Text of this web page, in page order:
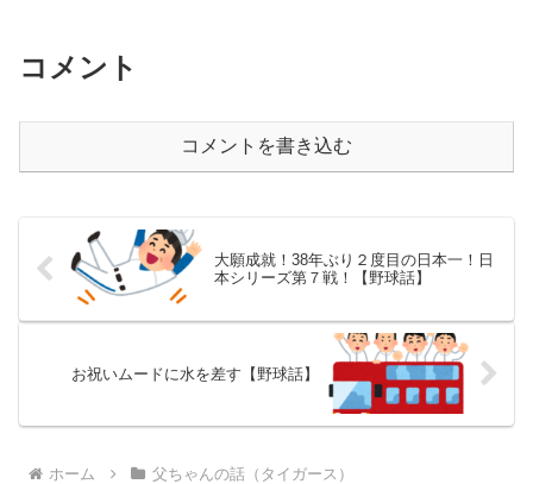
コメント
コメントを書き込む
大願成就！38年ぶり２度目の日本一！日
本シリーズ第７戦！【野球話】
お祝いムードに水を差す【野球話】
ホーム 父ちゃんの話（タイガース）